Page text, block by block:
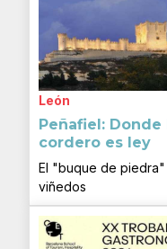
León
Peñafiel:
cordero es ley
El "buque de
viñedos